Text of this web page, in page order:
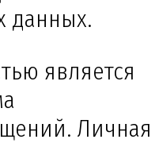
данных.
является
Личная